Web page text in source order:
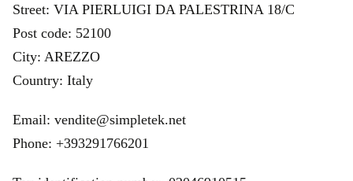
Street: VIA PIERLUIGI DA PALESTRINA 18/C
Post code: 52100
City: AREZZO
Country: Italy
Email: vendite@simpletek.net
Phone: +393291766201